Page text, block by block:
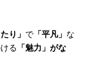
り」 で 「平凡」 な
る 「魅力」がな